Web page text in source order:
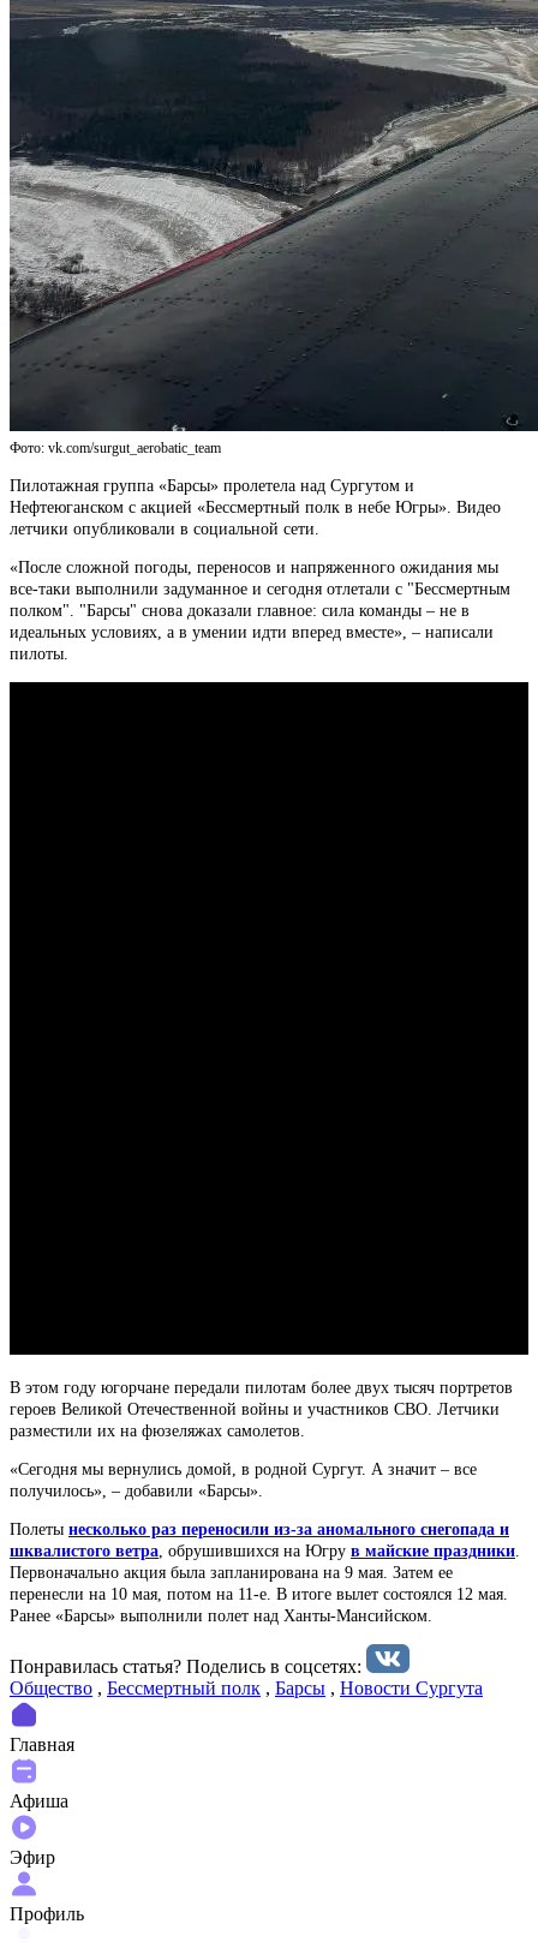
Фото: vk.com/surgut_aerobatic_team
Пилотажная группа «Барсы» пролетела над Сургутом и
Нефтеюганском с акцией «Бессмертный полк в небе Югры». Видео
летчики опубликовали в социальной сети.
«После сложной погоды, переносов и напряженного ожидания мы
все-таки выполнили задуманное и сегодня отлетали с "Бессмертным
полком". "Барсы" снова доказали главное: сила команды – не в
идеальных условиях, а в умении идти вперед вместе», – написали
пилоты.
В этом году югорчане передали пилотам более двух тысяч портретов
героев Великой Отечественной войны и участников СВО. Летчики
разместили их на фюзеляжах самолетов.
«Сегодня мы вернулись домой, в родной Сургут. А значит – все
получилось», – добавили «Барсы».
Полеты несколько раз переносили из-за аномального снегопада и
шквалистого ветра , обрушившихся на Югру в майские праздники
Первоначально акция была запланирована на 9 мая. Затем ее
перенесли на 10 мая, потом на 11-е. В итоге вылет состоялся 12 мая.
Ранее «Барсы» выполнили полет над Ханты-Мансийском.
Понравилась статья? Поделиcь в соцсетях:
Общество , Бессмертный полк , Барсы , Новости Сургута
Главная
Афиша
Эфир
Профиль